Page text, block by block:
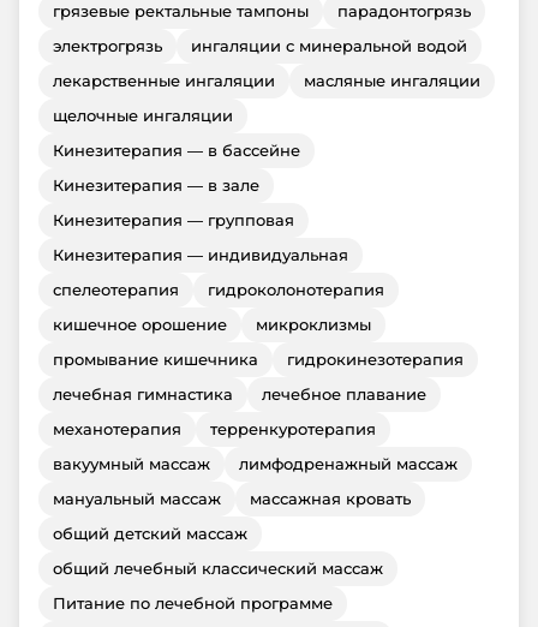
грязевые ректальные тампоны
парадонтогрязь
электрогрязь
ингаляции с минеральной водой
лекарственные ингаляции
масляные ингаляции
щелочные ингаляции
Кинезитерапия — в бассейне
Кинезитерапия — в зале
Кинезитерапия — групповая
Кинезитерапия — индивидуальная
спелеотерапия
гидроколонотерапия
кишечное орошение
микроклизмы
промывание кишечника
гидрокинезотерапия
лечебная гимнастика
лечебное плавание
механотерапия
терренкуротерапия
вакуумный массаж
лимфодренажный массаж
мануальный массаж
массажная кровать
общий детский массаж
общий лечебный классический массаж
Питание по лечебной программе